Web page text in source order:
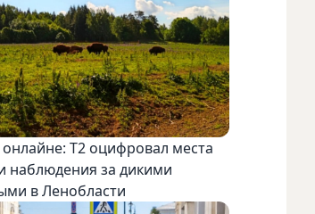
Т2 оцифровал места
наблюдения за дикими
в Ленобласти